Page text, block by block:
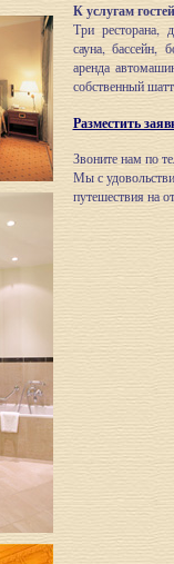
К услугам гостей
Три ресторана,
сауна, бассейн,
аренда
собственный
Разместить
Звоните нам по
Мы с
путешествия на